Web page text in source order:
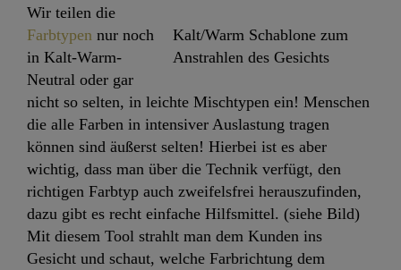
Kalt/Warm Schablone zum
Anstrahlen des Gesichts
Wir teilen die
Farbtypen nur noch
in Kalt-Warm-
Neutral oder gar
nicht so selten, in leichte Mischtypen ein! Menschen
die alle Farben in intensiver Auslastung tragen
können sind äußerst selten! Hierbei ist es aber
wichtig, dass man über die Technik verfügt, den
richtigen Farbtyp auch zweifelsfrei herauszufinden,
dazu gibt es recht einfache Hilfsmittel. (siehe Bild)
Mit diesem Tool strahlt man dem Kunden ins
Gesicht und schaut, welche Farbrichtung dem